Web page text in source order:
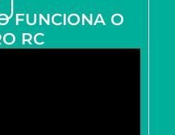
FUNCIONA O
RC